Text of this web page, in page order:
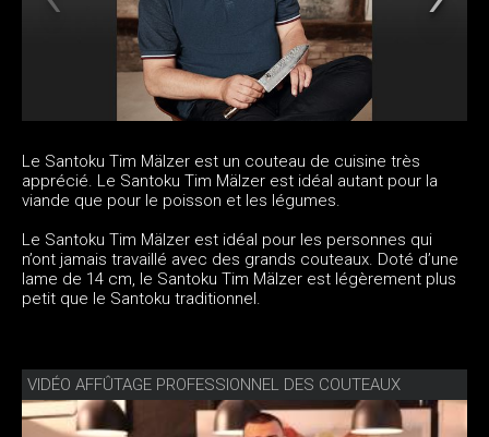
Le Santoku Tim Mälzer est un couteau de cuisine très
apprécié. Le Santoku Tim Mälzer est idéal autant pour la
viande que pour le poisson et les légumes.
Le Santoku Tim Mälzer est idéal pour les personnes qui
n’ont jamais travaillé avec des grands couteaux. Doté d’une
lame de 14 cm, le Santoku Tim Mälzer est légèrement plus
petit que le Santoku traditionnel.
VIDÉO AFFÛTAGE PROFESSIONNEL DES COUTEAUX